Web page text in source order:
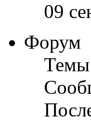
09
Форум
Темы